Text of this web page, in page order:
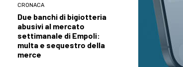
CRONACA
Due banchi di bigiotteria
abusivi al mercato
settimanale di Empoli:
multa e sequestro della
merce